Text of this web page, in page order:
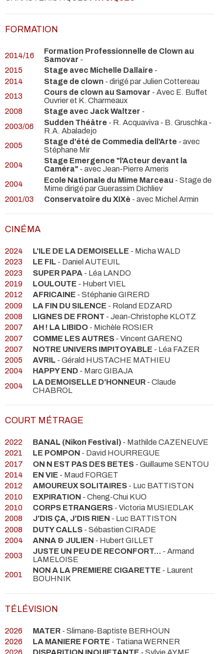
FORMATION
2014/16
Formation Professionnelle de Clown au
Samovar -
2015
Stage avec Michelle Dallaire -
2014
Stage de clown - dirigé par Julien Cottereau
2013
Cours de clown au Samovar - Avec E. Buffet
Ouvrier et K. Charmeaux
2008
Stage avec Jack Waltzer -
2003/06
Sudden Théâtre - R. Acquaviva - B. Gruschka -
R.A. Abaladejo
2005
Stage d'été de Commedia dell'Arte - avec
Stéphane Mir
2004
Stage Emergence "l'Acteur devant la
Caméra" - avec Jean-Pierre Ameris
2004
Ecole Nationale du Mime Marceau - Stage de
Mime dirigé par Guerassim Dichliev
2001/03
Conservatoire du XIXè - avec Michel Armin
CINÉMA
2024 L'ILE DE LA DEMOISELLE - Micha WALD
2023
LE FIL - Daniel AUTEUIL
2023
SUPER PAPA - Léa LANDO
2019
LOULOUTE - Hubert VIEL
2012
AFRICAINE - Stéphanie GIRERD
2009
LA FIN DU SILENCE - Roland EDZARD
2008
LIGNES DE FRONT - Jean-Christophe KLOTZ
2007
AH ! LA LIBIDO - Michèle ROSIER
2007
COMME LES AUTRES - Vincent GARENQ
2007
NOTRE UNIVERS IMPITOYABLE - Léa FAZER
2005
AVRIL - Gérald HUSTACHE MATHIEU
2004
HAPPY END - Marc GIBAJA
2004
LA DEMOISELLE D'HONNEUR - Claude
CHABROL
COURT MÉTRAGE
2022 BANAL (Nikon Festival) - Mathilde CAZENEUVE
2021
LE POMPON - David HOURREGUE
2017
ON N EST PAS DES BETES - Guillaume SENTOU
2014
EN VIE - Maud FORGET
2012
AMOUREUX SOLITAIRES - Luc BATTISTON
2010
EXPIRATION - Cheng-Chui KUO
2010
CORPS ETRANGERS - Victoria MUSIEDLAK
2008
J'DIS ÇA, J'DIS RIEN - Luc BATTISTON
2008
DUTY CALLS - Sébastien CIRADE
2004
ANNA & JULIEN - Hubert GILLET
2003
JUSTE UN PEU DE RECONFORT... - Armand
LAMELOISE
2001
NON A LA PREMIERE CIGARETTE - Laurent
BOUHNIK
TÉLÉVISION
2026 MATER - Slimane-Baptiste BERHOUN
2026
LA MANIERE FORTE - Tatiana WERNER